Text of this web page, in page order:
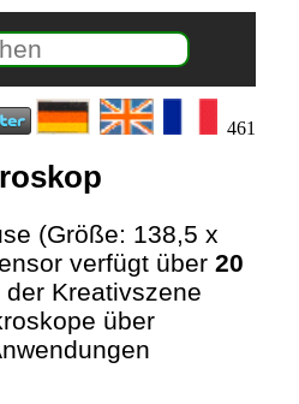
461
(Größe: 138,5 x
verfügt über 20
Kreativszene
über